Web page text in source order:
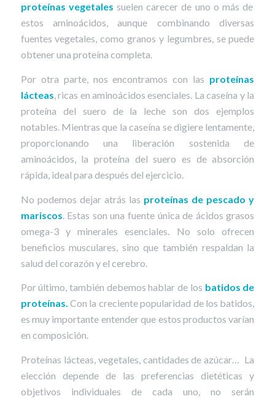
proteínas vegetales suelen carecer de uno o más de
estos aminoácidos, aunque combinando diversas
fuentes vegetales, como granos y legumbres, se puede
obtener una proteína completa.
Por otra parte, nos encontramos con las proteínas
lácteas, ricas en aminoácidos esenciales. La caseína y la
proteína del suero de la leche son dos ejemplos
notables. Mientras que la caseína se digiere lentamente,
proporcionando una liberación sostenida de
aminoácidos, la proteína del suero es de absorción
rápida, ideal para después del ejercicio.
No podemos dejar atrás las proteínas de pescado y
mariscos . Estas son una fuente única de ácidos grasos
omega-3 y minerales esenciales. No solo ofrecen
beneficios musculares, sino que también respaldan la
salud del corazón y el cerebro.
Por último, también debemos hablar de los batidos de
proteínas. Con la creciente popularidad de los batidos,
es muy importante entender que estos productos varían
en composición.
Proteínas lácteas, vegetales, cantidades de azúcar… La
elección depende de las preferencias dietéticas y
objetivos individuales de cada uno, no serán